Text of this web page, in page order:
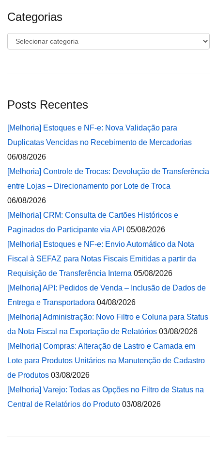
Categorias
Categorias
Posts Recentes
[Melhoria] Estoques e NF-e: Nova Validação para
Duplicatas Vencidas no Recebimento de Mercadorias
06/08/2026
[Melhoria] Controle de Trocas: Devolução de Transferência
entre Lojas – Direcionamento por Lote de Troca
06/08/2026
[Melhoria] CRM: Consulta de Cartões Históricos e
Paginados do Participante via API 05/08/2026
[Melhoria] Estoques e NF-e: Envio Automático da Nota
Fiscal à SEFAZ para Notas Fiscais Emitidas a partir da
Requisição de Transferência Interna 05/08/2026
[Melhoria] API: Pedidos de Venda – Inclusão de Dados de
Entrega e Transportadora 04/08/2026
[Melhoria] Administração: Novo Filtro e Coluna para Status
da Nota Fiscal na Exportação de Relatórios 03/08/2026
[Melhoria] Compras: Alteração de Lastro e Camada em
Lote para Produtos Unitários na Manutenção de Cadastro
de Produtos 03/08/2026
[Melhoria] Varejo: Todas as Opções no Filtro de Status na
Central de Relatórios do Produto 03/08/2026